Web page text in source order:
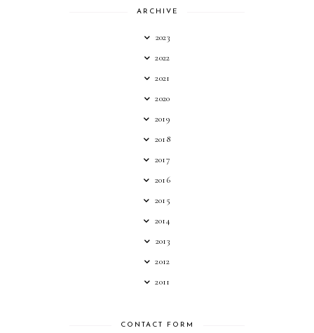
ARCHIVE
2023
2022
2021
2020
2019
2018
2017
2016
2015
2014
2013
2012
2011
CONTACT FORM